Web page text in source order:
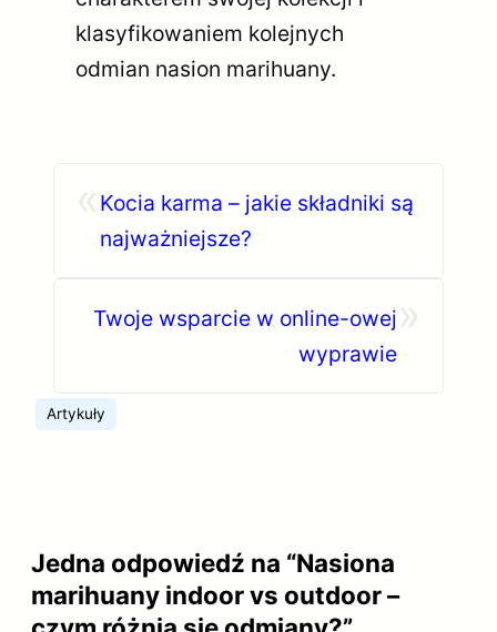
klasyfikowaniem kolejnych
odmian nasion marihuany.
Kocia karma – jakie składniki są
najważniejsze?
Twoje wsparcie w online-owej
wyprawie
Artykuły
Jedna odpowiedź na “Nasiona
marihuany indoor vs outdoor –